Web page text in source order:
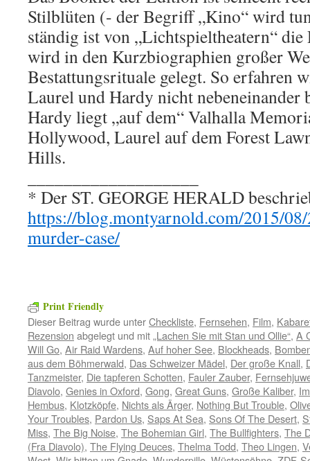
Stilblüten (- der Begriff „Kino“ wird
ständig ist von „Lichtspieltheatern“
wird in den Kurzbiographien großer
Bestattungsrituale gelegt. So erfahren
Laurel und Hardy nicht nebeneinander
Hardy liegt „auf dem“ Valhalla
Hollywood, Laurel auf dem Forest
Hills.
* Der ST. GEORGE HERALD
https://blog.montyarnold.com/2015/
murder-case/
Print Friendly
Dieser Beitrag wurde unterCheckliste, Fernsehen, Film,
Rezension abgelegt und mit „Lachen Sie mit Stan und Ollie“, A
Will Go, Air Raid Wardens, Auf hoher See, Blockheads,
aus dem Böhmerwald, Das Schweizer Mädel, Der große Knall,
Tanzmeister, Die tapferen Schotten, Fauler Zauber,
Diavolo, Genies in Oxford, Gong, Great Guns, Große Kaliber,
Hembus, Klotzköpfe, Nichts als Ärger, Nothing But Trouble,
Your Troubles, Pardon Us, Saps At Sea, Sons Of The Desert,
Miss, The Big Noise, The Bohemian Girl, The Bullfighters, The
(Fra Diavolo), The Flying Deuces, Thelma Todd, Theo Lingen,